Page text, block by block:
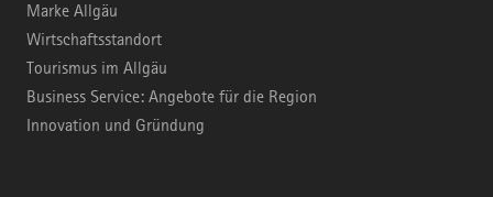
Marke Allgäu
Wirtschaftsstandort
Tourismus im Allgäu
Business Service: Angebote für die Region
Innovation und Gründung